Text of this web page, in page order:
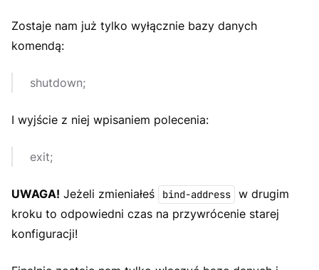
Zostaje nam już tylko wyłącznie bazy danych
komendą:
shutdown;
I wyjście z niej wpisaniem polecenia:
exit;
UWAGA! Jeżeli zmieniałeś bind-address
w drugim
kroku to odpowiedni czas na przywrócenie starej
konfiguracji!